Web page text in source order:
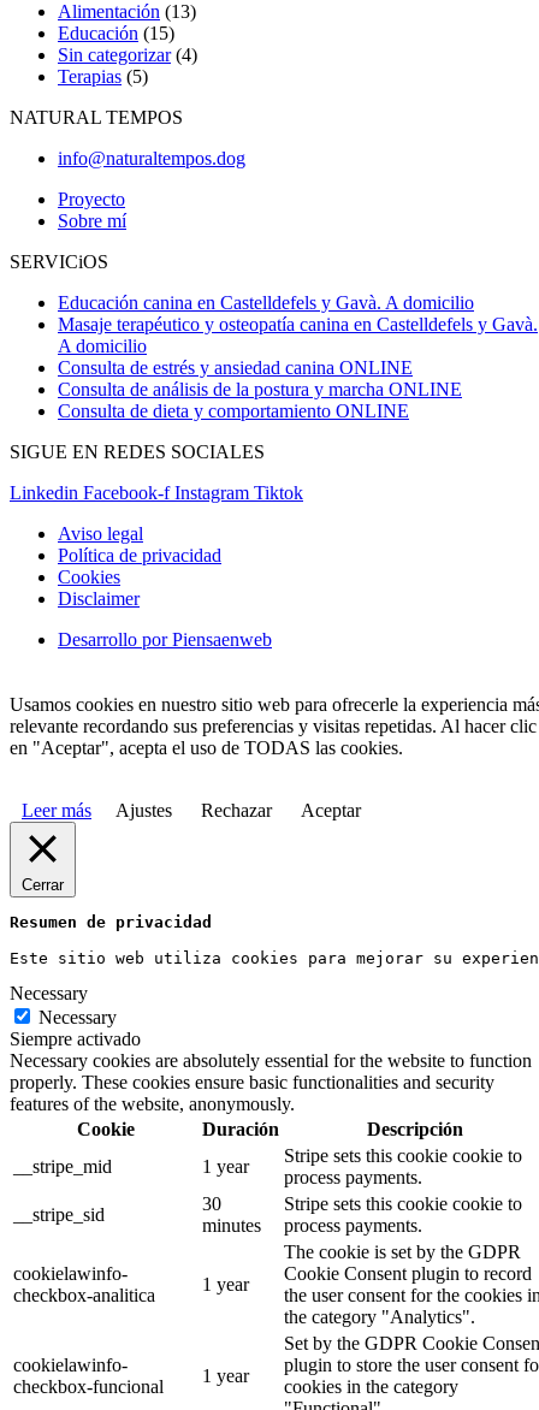
Alimentación (13)
Educación (15)
Sin categorizar(4)
Terapias (5)
NATURAL TEMPOS
info@naturaltempos.dog
Proyecto
Sobre mí
SERVICiOS
Educación canina en Castelldefels y Gavà. A domicilio
Masaje terapéutico y osteopatía canina en Castelldefels y Gavà.
A domicilio
Consulta de estrés y ansiedad canina ONLINE
Consulta de análisis de la postura y marcha ONLINE
Consulta de dieta y comportamiento ONLINE
SIGUE EN REDES SOCIALES
Linkedin Facebook-f Instagram Tiktok
Aviso legal
Política de privacidad
Cookies
Disclaimer
Desarrollo por Piensaenweb
Usamos cookies en nuestro sitio web para ofrecerle la experiencia
relevante recordando sus preferencias y visitas repetidas. Al hacer clic
en "Aceptar", acepta el uso de TODAS las cookies.
Leer más Ajustes Rechazar Aceptar
Cerrar
Resumen de privacidad
Este sitio web utiliza cookies para mejorar su
Necessary
Necessary
Siempre activado
Necessary cookies are absolutely essential for the website to function
properly. These cookies ensure basic functionalities and security
features of the website, anonymously.
Cookie
Duración
Descripción
__stripe_mid
1 year
Stripe sets this cookie cookie to
process payments.
__stripe_sid
30
minutes
Stripe sets this cookie cookie to
process payments.
cookielawinfo-
checkbox-analitica
1 year
The cookie is set by the GDPR
Cookie Consent plugin to record
the user consent for the cookies
the category "Analytics".
cookielawinfo-
checkbox-funcional
1 year
Set by the GDPR Cookie
plugin to store the user consent
cookies in the category